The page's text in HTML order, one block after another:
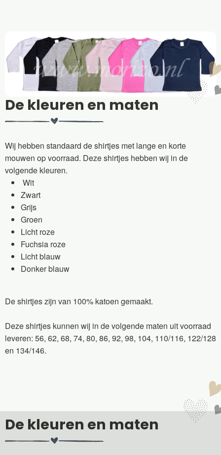
De kleuren en maten
Wij hebben standaard de shirtjes met lange en korte
mouwen op voorraad. Deze shirtjes hebben wij in de
volgende kleuren.
Wit
Zwart
Grijs
Groen
Licht roze
Fuchsia roze
Licht blauw
Donker blauw
De shirtjes zijn van 100% katoen gemaakt.
Deze shirtjes kunnen wij in de volgende maten uit voorraad
leveren: 56, 62, 68, 74, 80, 86, 92, 98, 104, 110/116, 122/128
en 134/146.
De kleuren en maten